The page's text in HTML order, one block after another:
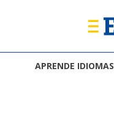
APRENDE IDIOMAS